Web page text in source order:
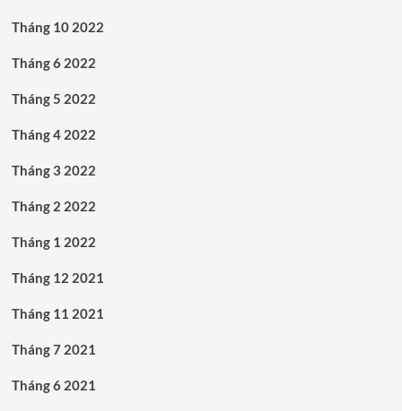
Tháng 10 2022
Tháng 6 2022
Tháng 5 2022
Tháng 4 2022
Tháng 3 2022
Tháng 2 2022
Tháng 1 2022
Tháng 12 2021
Tháng 11 2021
Tháng 7 2021
Tháng 6 2021